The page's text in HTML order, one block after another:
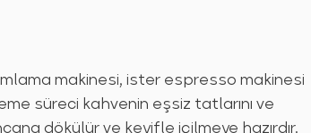
makinesi, ister espresso makinesi
süreci kahvenin eşsiz tatlarını ve
dökülür ve keyifle içilmeye hazırdır.